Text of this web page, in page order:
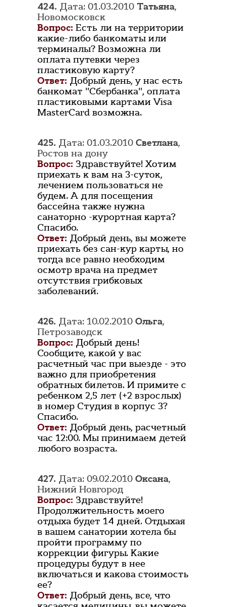
424. Дата: 01.03.2010 Татьяна,
Новомосковск
Вопрос: Есть ли на территории
какие-либо банкоматы или
терминалы? Возможна ли
оплата путевки через
пластиковую карту?
Ответ: Добрый день, у нас есть
банкомат "Сбербанка", оплата
пластиковыми картами Visa
MasterCard возможна.
425. Дата: 01.03.2010 Светлана,
Ростов на дону
Вопрос: Здравствуйте! Хотим
приехать к вам на 3-суток,
лечением пользоваться не
будем. А для посещения
бассейна также нужна
санаторно -курортная карта?
Спасибо.
Ответ: Добрый день, вы можете
приехать без сан-кур карты, но
тогда все равно необходим
осмотр врача на предмет
отсутствия грибковых
заболеваний.
426. Дата: 10.02.2010 Ольга,
Петрозаводск
Вопрос: Добрый день!
Сообщите, какой у вас
расчетный час при выезде - это
важно для приобретения
обратных билетов. И примите с
ребенком 2,5 лет (+2 взрослых)
в номер Студия в корпус 3?
Спасибо.
Ответ: Добрый день, расчетный
час 12:00. Мы принимаем детей
любого возраста.
427. Дата: 09.02.2010 Оксана,
Нижний Новгород
Вопрос: Здравствуйте!
Продолжительность моего
отдыха будет 14 дней. Отдыхая
в вашем санатории хотела бы
пройти программу по
коррекции фигуры. Какие
процедуры будут в нее
включаться и какова стоимость
ее?
Ответ: Добрый день, все, что